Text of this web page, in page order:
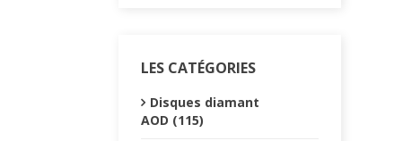
LES CATÉGORIES
Disques diamant
AOD (115)